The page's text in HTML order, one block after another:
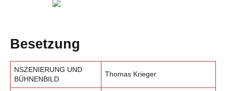
Besetzung
NSZENIERUNG UND
BÜHNENBILD
Thomas Krieger